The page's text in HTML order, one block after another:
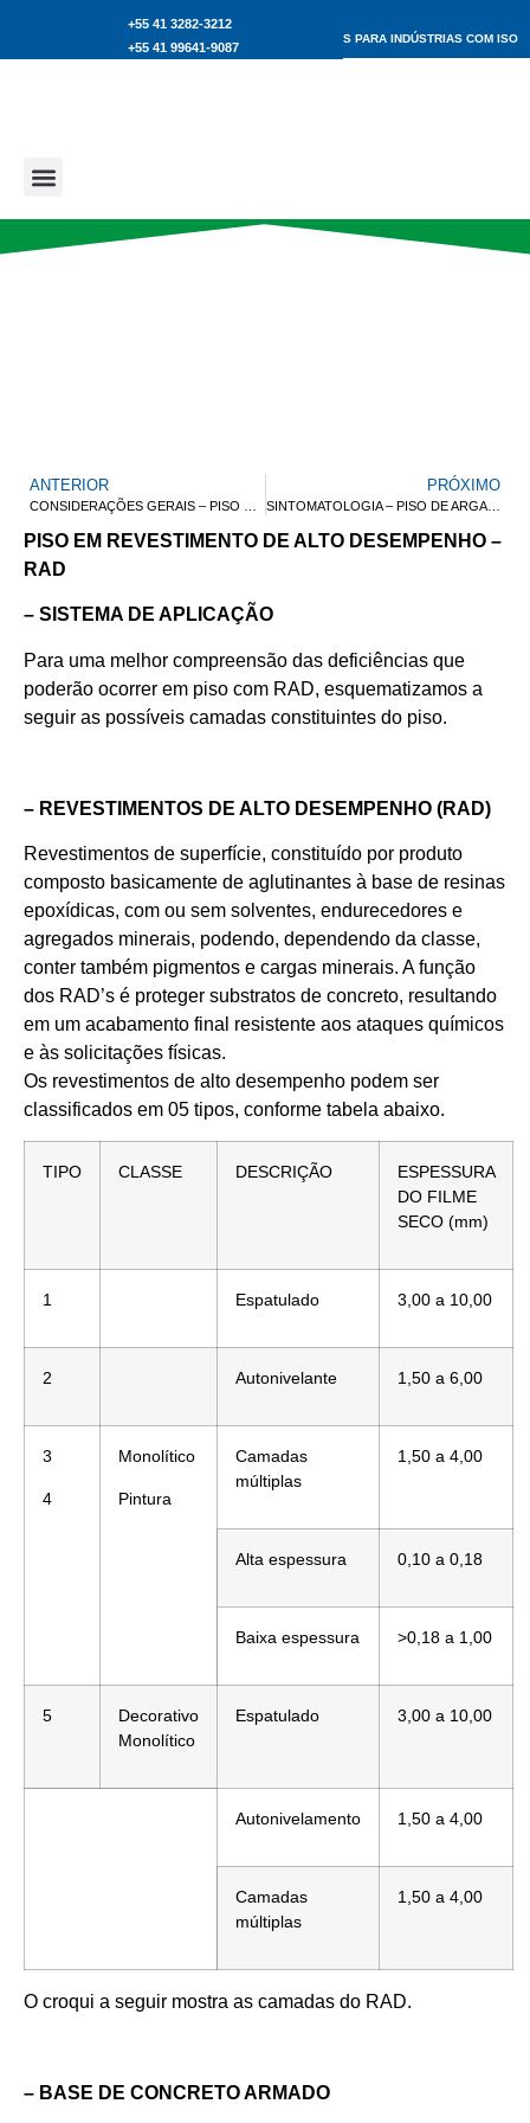
+55 41 3282-3212
+55 41 99641-9087
PISOS DE ALTA RESISTÊNCIA NÃO POROSOS INDICADOS PARA INDÚSTRIAS COM ISO
ANTERIOR PRÓXIMO
SINTOMATOLOGIA – PISO DE ARGAMASSA DE ALTA RESISTÊNCIA
PISO EM REVESTIMENTO DE ALTO DESEMPENHO –
RAD
– SISTEMA DE APLICAÇÃO
Para uma melhor compreensão das deficiências que
poderão ocorrer em piso com RAD, esquematizamos a
seguir as possíveis camadas constituintes do piso.
– REVESTIMENTOS DE ALTO DESEMPENHO (RAD)
Revestimentos de superfície, constituído por produto
composto basicamente de aglutinantes à base de resinas
epoxídicas, com ou sem solventes, endurecedores e
agregados minerais, podendo, dependendo da classe,
conter também pigmentos e cargas minerais. A função
dos RAD’s é proteger substratos de concreto, resultando
em um acabamento final resistente aos ataques químicos
e às solicitações físicas.
Os revestimentos de alto desempenho podem ser
classificados em 05 tipos, conforme tabela abaixo.
TIPO CLASSE DESCRIÇÃO
ESPESSURA
DO FILME
SECO (mm)
1 Espatulado 3,00 a 10,00
2 Autonivelante 1,50 a 6,00
3
4
Monolítico
Pintura
Camadas
múltiplas
1,50 a 4,00
Alta espessura 0,10 a 0,18
Baixa espessura >0,18 a 1,00
5
Decorativo
Monolítico
Espatulado 3,00 a 10,00
Autonivelamento 1,50 a 4,00
Camadas
múltiplas
1,50 a 4,00
O croqui a seguir mostra as camadas do RAD.
– BASE DE CONCRETO ARMADO